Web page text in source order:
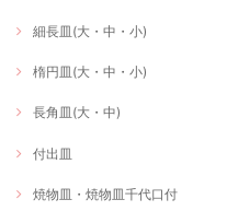
細長皿(大・中・小)
楕円皿(大・中・小)
長角皿(大・中)
付出皿
焼物皿・焼物皿千代口付